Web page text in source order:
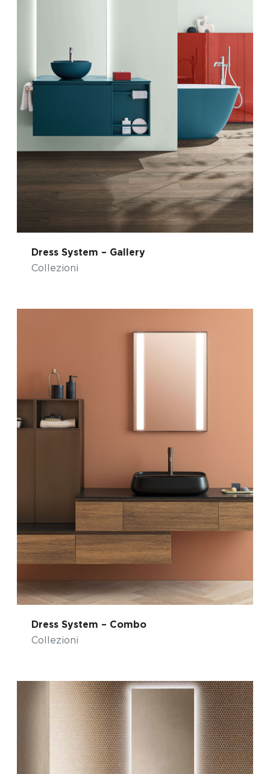
Dress System – Gallery
Collezioni
Dress System – Combo
Collezioni